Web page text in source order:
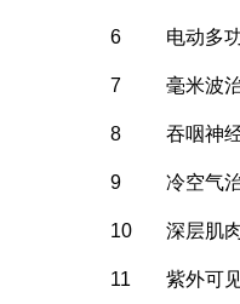
6 电动多
7 毫米波
8 吞咽神
9 冷空气
10 深层肌
11 紫外可